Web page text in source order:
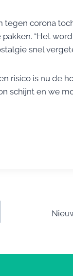
corona
“Het
snel
risico is nu de
schijnt en we